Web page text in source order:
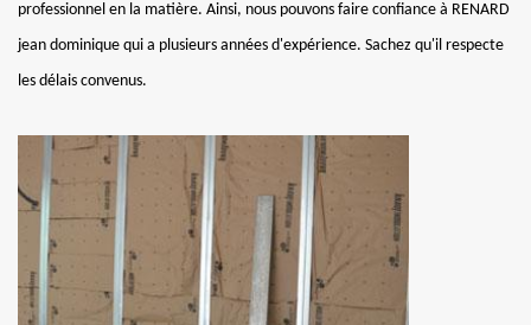
professionnel en la matière. Ainsi, nous pouvons faire confiance à RENARD
jean dominique qui a plusieurs années d'expérience. Sachez qu'il respecte
les délais convenus.